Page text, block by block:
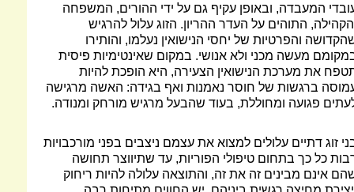
המעבדה, ובאופן עקיף גם על ידי ההורים, המשפחה
התוהים על העדר ההריון. הזוג עלול להרגיש
והפרטיות של יחסי הנישואין נעלמו, והותירו
מעשה מכני ולא אנושי. במקום שאינטימיות פיסית
את מערכת הנישואין הצעירה, היא הופכת להיות
ברגשות של חוסר נאמנות ואף בגידה: האשה מרגישה
פגועה ומחוללת, בעוד שהבעל מרגיש מורחק ומנודה.
זוג דתיים עלולים למצוא את עצמם ניצבים בפני מורכבויות
כל כך בתחום טיפולי הפוריות, עד שתיווצר תחושה
אינם מבינים זה את זה, והתוצאה עלולה להיות ריחוק